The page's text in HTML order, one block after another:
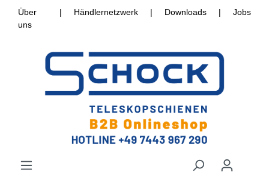
Über
uns
| Händlernetzwerk | Downloads | Jobs